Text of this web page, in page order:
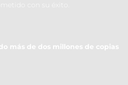
con su éxito.
más de dos millones de copias